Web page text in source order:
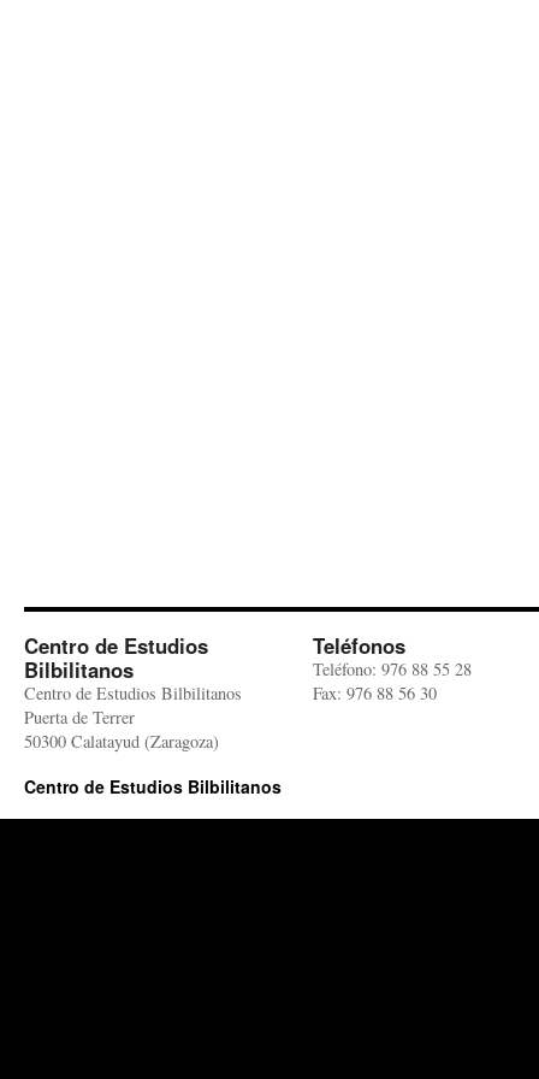
Centro de Estudios
Bilbilitanos
Centro de Estudios Bilbilitanos
Puerta de Terrer
50300 Calatayud (Zaragoza)
Teléfonos
Teléfono: 976 88 55 28
Fax: 976 88 56 30
Centro de Estudios Bilbilitanos